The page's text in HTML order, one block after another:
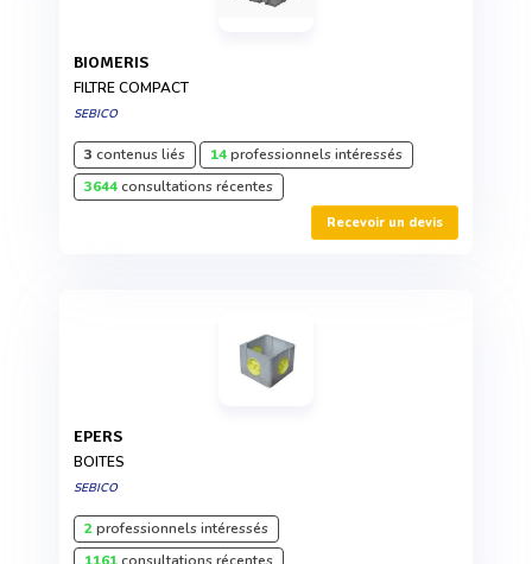
BIOMERIS
FILTRE COMPACT
SEBICO
3 contenus liés 14professionnels intéressés
3644consultations récentes
Recevoir un devis
EPERS
BOITES
SEBICO
2professionnels intéressés